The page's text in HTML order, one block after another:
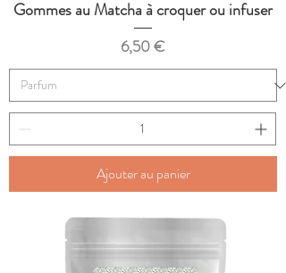
Gommes au Matcha à croquer ou infuser
Prix
6,50 €
Ajouter au panier